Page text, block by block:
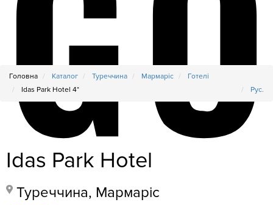
Головна Каталог Туреччина Мармаріс
Готелі
Idas Park Hotel 4*
Рус.
Idas Park Hotel
Туреччина, Мармаріс